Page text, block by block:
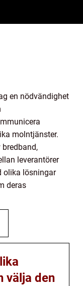
en nödvändighet
molntjänster.
leverantörer
olika lösningar
deras
välja den